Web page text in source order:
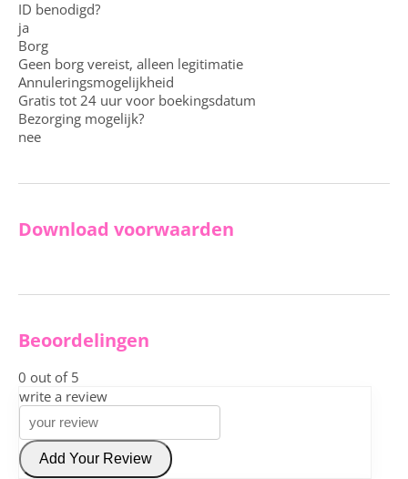
ID benodigd?
ja
Borg
Geen borg vereist, alleen legitimatie
Annuleringsmogelijkheid
Gratis tot 24 uur voor boekingsdatum
Bezorging mogelijk?
nee
Download voorwaarden
Beoordelingen
0 out of 5
write a review
Add Your Review